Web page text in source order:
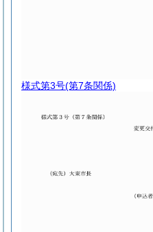
様式第3号(第7条関係)